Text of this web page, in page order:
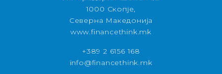
1000 Скопје,
Северна Македонија
www.financethink.mk
+389 2 6156 168
info@financethink.mk